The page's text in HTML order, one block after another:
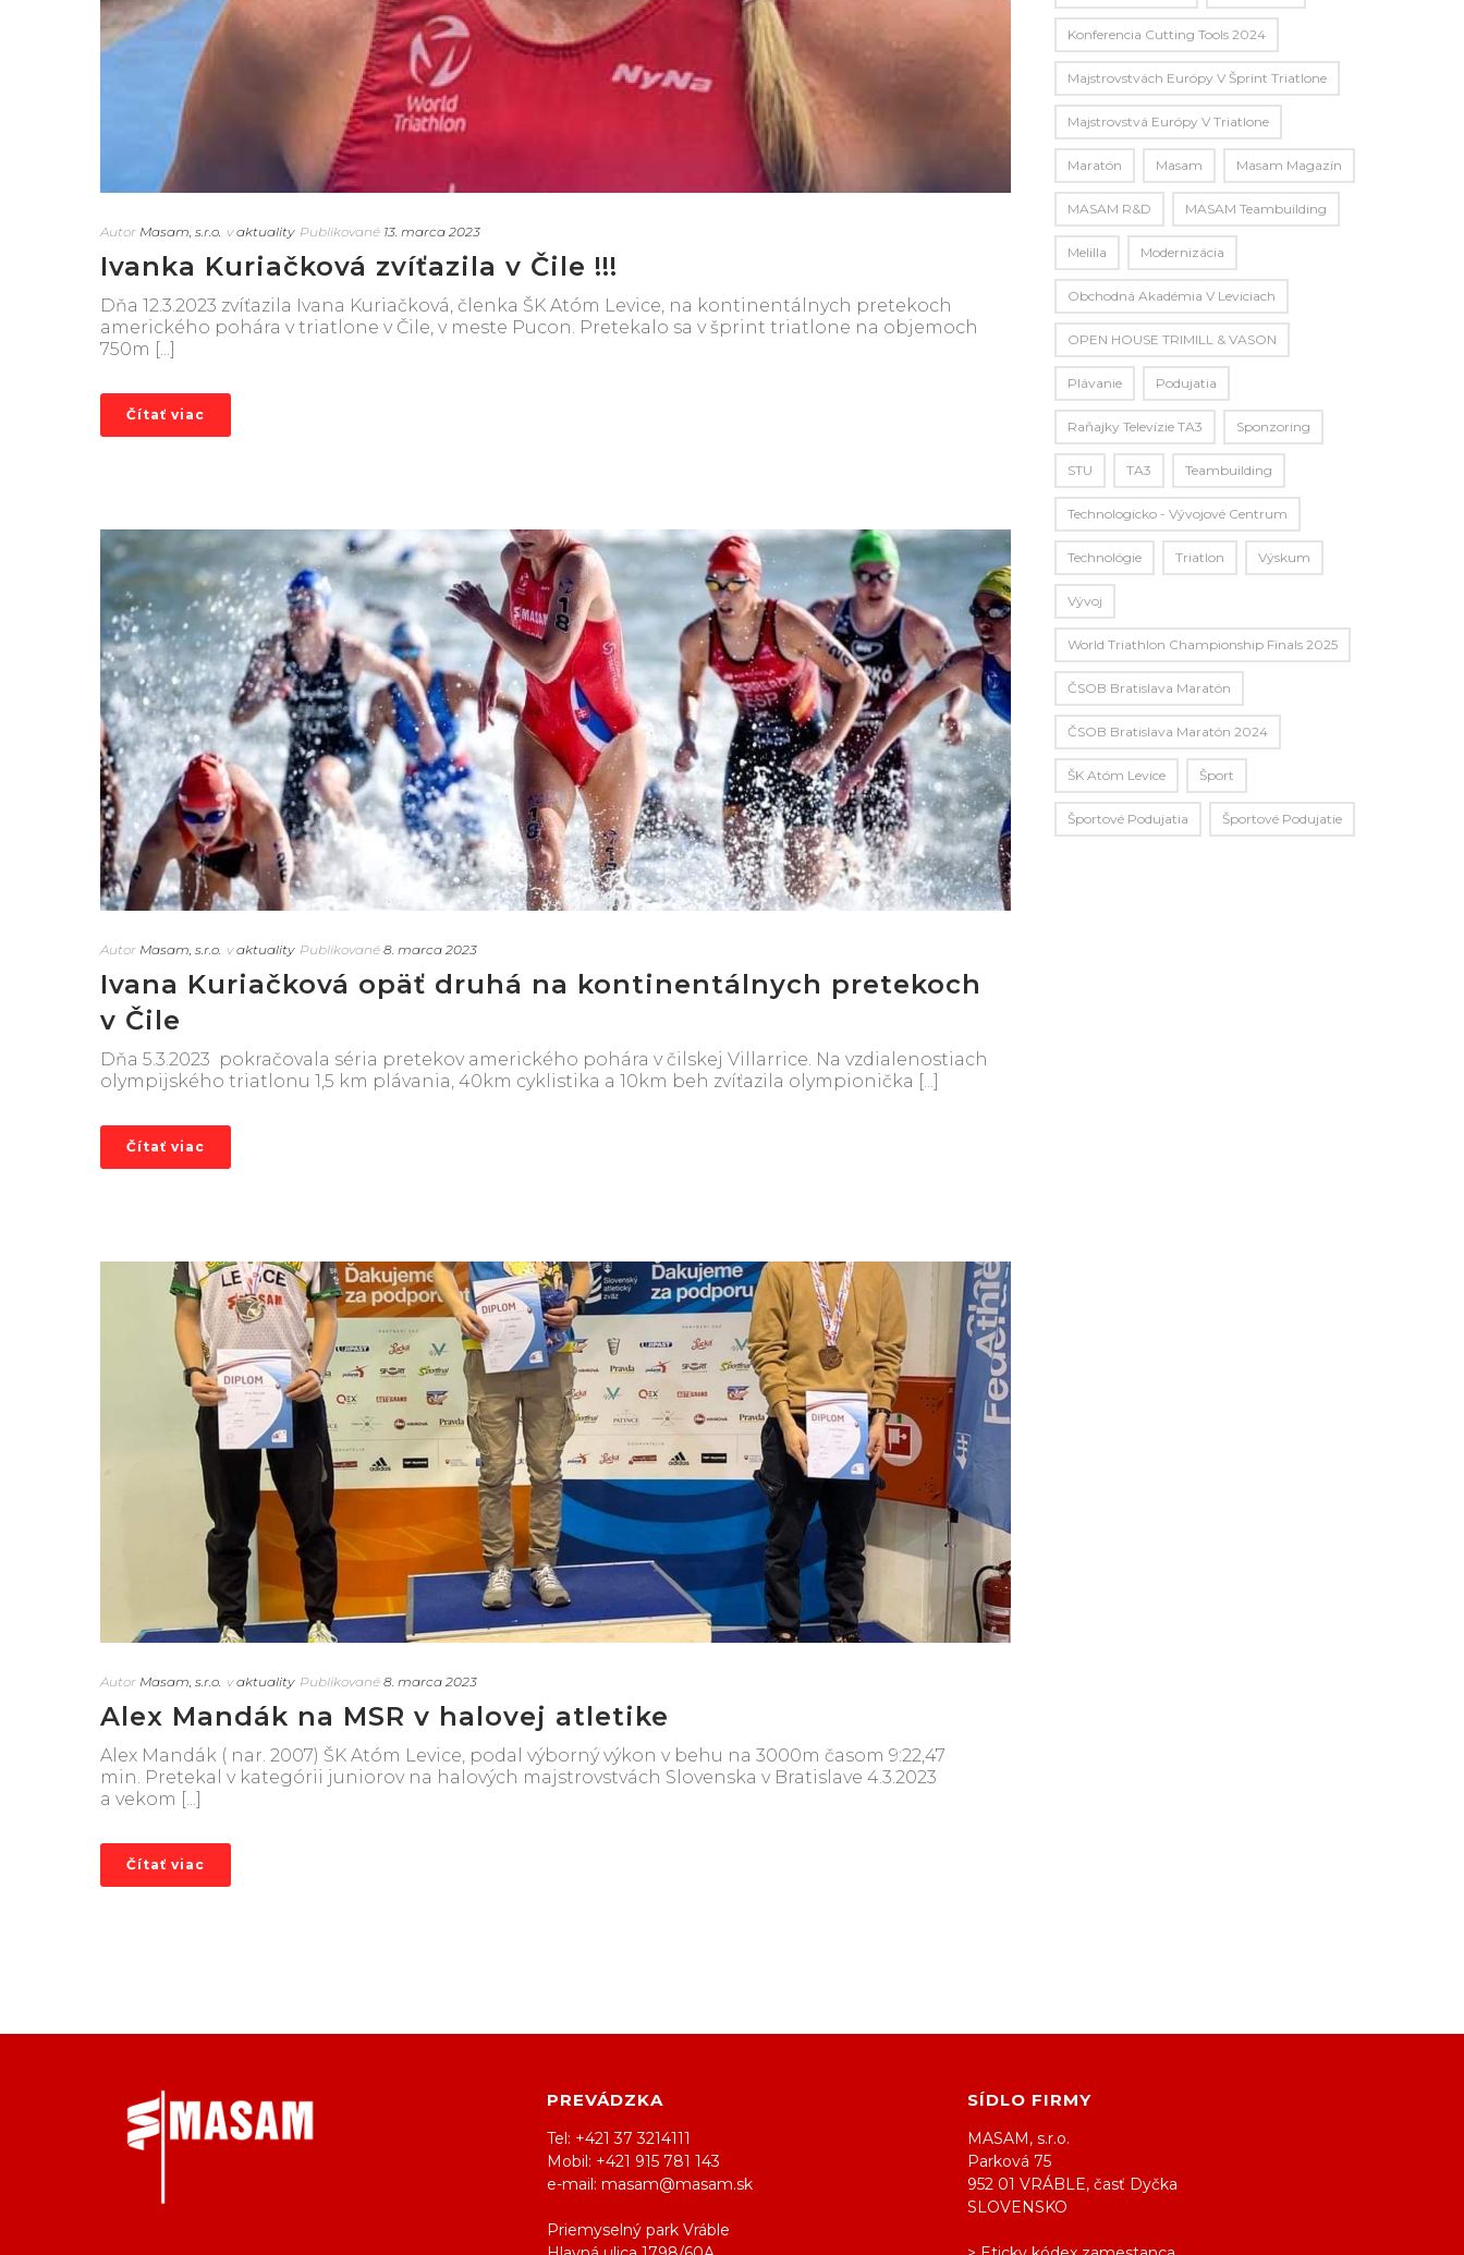
Autor Masam, s.r.o. v aktuality Publikované 13. marca 2023
Ivanka Kuriačková zvíťazila v Čile !!!
Dňa 12.3.2023 zvíťazila Ivana Kuriačková, členka ŠK Atóm Levice, na kontinentálnych pretekoch
amerického pohára v triatlone v Čile, v meste Pucon. Pretekalo sa v šprint triatlone na objemoch
750m [...]
Čítať viac
Autor Masam, s.r.o. v aktuality Publikované 8. marca 2023
Ivana Kuriačková opäť druhá na kontinentálnych pretekoch
v Čile
Dňa 5.3.2023 pokračovala séria pretekov amerického pohára v čilskej Villarrice. Na vzdialenostiach
olympijského triatlonu 1,5 km plávania, 40km cyklistika a 10km beh zvíťazila olympionička [...]
Čítať viac
Autor Masam, s.r.o. v aktuality Publikované 8. marca 2023
Alex Mandák na MSR v halovej atletike
Alex Mandák ( nar. 2007) ŠK Atóm Levice, podal výborný výkon v behu na 3000m časom 9:22,47
min. Pretekal v kategórii juniorov na halových majstrovstvách Slovenska v Bratislave 4.3.2023
a vekom [...]
Čítať viac
Konferencia Cutting Tools 2024
Majstrovstvách Európy V Šprint Triatlone
Majstrovstvá Európy V Triatlone
Maratón Masam Masam Magazín
MASAM R&D MASAM Teambuilding
Melilla Modernizácia
Obchodná Akadémia V Leviciach
OPEN HOUSE TRIMILL & VASON
Plávanie Podujatia
Raňajky Televízie TA3 Sponzoring
STU TA3 Teambuilding
Technologicko - Vývojové Centrum
Technológie Triatlon Výskum
Vývoj
World Triathlon Championship Finals 2025
ČSOB Bratislava Maratón
ČSOB Bratislava Maratón 2024
ŠK Atóm Levice Šport
Športové Podujatia Športové Podujatie
PREVÁDZKA
Tel: +421 37 3214111
Mobil: +421 915 781 143
e-mail: masam@masam.sk
Priemyselný park Vráble
SÍDLO FIRMY
MASAM, s.r.o.
Parková 75
952 01 VRÁBLE, časť Dyčka
SLOVENSKO